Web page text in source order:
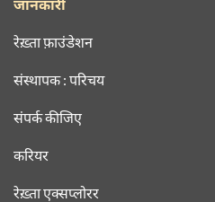
जानकारी
रेख़्ता फ़ाउंडेशन
संस्थापक : परिचय
संपर्क कीजिए
करियर
रेख़्ता एक्सप्लोरर